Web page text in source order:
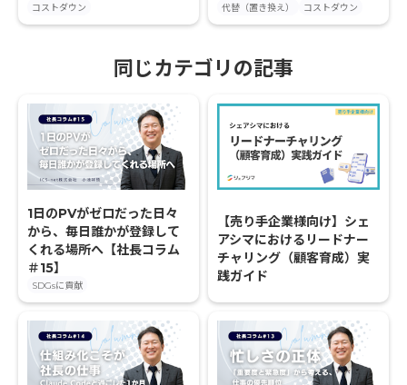
コストダウン 代替（置き換え） コストダウン
同じカテゴリの記事
1日のPVがゼロだった日々
から、毎日誰かが登録して
くれる場所へ【社長コラム
＃15】
SDGsに貢献
【売り手企業様向け】シェ
アシマにおけるリードナー
チャリング（顧客育成）実
践ガイド